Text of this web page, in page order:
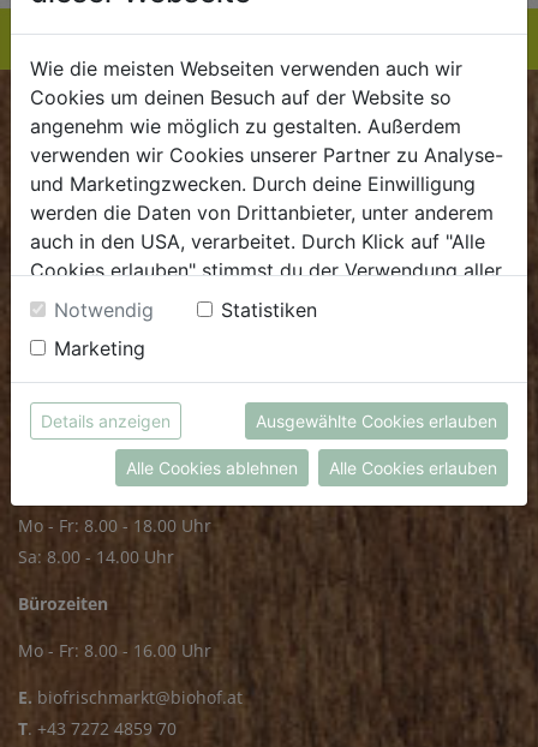
BIOKISTE
Kundenservice
Mo - Do: 8.00 - 16.00 Uhr
Fr: 8.00 - 15.00 Uhr
.dieBiokiste@biohof.at
.+43 7272 2597
FRISCHMARKT
Öffnungszeiten
Mo - Fr: 8.00 - 18.00 Uhr
Sa: 8.00 - 14.00 Uhr
Bürozeiten
Mo - Fr: 8.00 - 16.00 Uhr
E. biofrischmarkt@biohof.at
T. +43 7272 4859 70
Wie die meisten Webseiten verwenden auch wir
Cookies um deinen Besuch auf der Website so
angenehm wie möglich zu gestalten. Außerdem
verwenden wir Cookies unserer Partner zu Analyse-
und Marketingzwecken. Durch deine Einwilligung
werden die Daten von Drittanbieter, unter anderem
auch in den USA, verarbeitet. Durch Klick auf "Alle
Cookies erlauben" stimmst du der Verwendung aller
Cookies zu. Unter "Details anzeigen" findest du alle
Infos zu den unterschiedlichen Cookies, du kannst
auch entscheiden, welche Cookies du erlauben
möchtest.
Weitere Informationen findest du in unserer
Datenschutzerklärung
bzw. imImpressum
Notwendig
Statistiken
Marketing
Details anzeigen Ausgewählte Cookies erlauben
Alle Cookies ablehnen Alle Cookies erlauben